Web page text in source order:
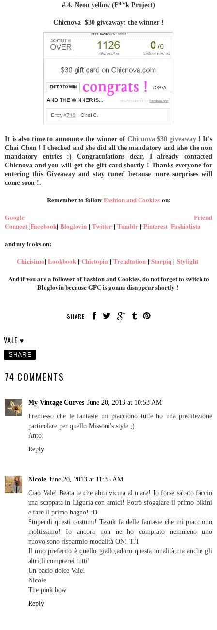
# 4. Neon yellow (F**k Project)
Chicnova $30 giveaway: the winner !
It is also time to announce the winner of Chicnova $30 giveaway! It's
Chai Chen ! I checked and she did all the mandatory and also the non
mandatory entries :) Congratulations dear, I already contacted
Chicnova and you will get the gift card shortly ! Thanks everyone for
entering this Giveaway and stay tuned because more surprises will
come soon !.
Remember to follow Fashion and Cookieson:
Google Friend
Connect |Facebook| Bloglovin | Twitter | Tumblr | Pinterest |Fashiolista
and my looks on:
Chicisimo| Lookbook | Chictopia | Trendtation | Starpiq | Stylight
And if you are a follower of Fashion and Cookies, do not forget to switch to
Bloglovin because GFC is gonna disappear shortly !
SHARE:
VALE ♥
SHARE
74 COMMENTS
My Vintage Curves June 20, 2013 at 10:53 AM
Premesso che le fantasie mi piacciono tutte ho una predilezione
particolare per quello Missoni's style ;)
Anto
Reply
Nicole June 20, 2013 at 11:35 AM
Ciao Vale! Beata te che abiti vicina al mare! Io forse sabato faccio
una scappata in Liguria con amici! Potrò sfoggiare il primo bikini
e fare il primo bagno! :D
Stupendi questi costumi! Tezuk fa delle fantasie che mi piacciono
moltissimo! Io ancora non ne ho comprato nemmeno uno
nuovo,sono risparmio modalità ON! T.T
Il mio preferito è quello giallo,adoro questa tonalità,ma anche gli
altri,li comprerei tutti!
Un bacio dolce Vale!
Nicole
The pink bow
Reply